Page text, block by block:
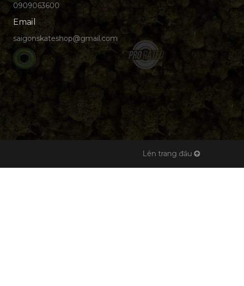
0909063600
Email
saigonskateshop@gmail.com
Lên trang đầu